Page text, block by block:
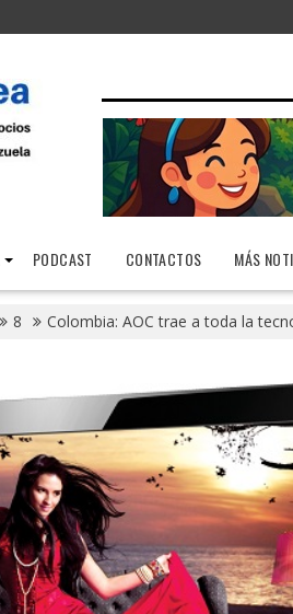
PODCAST CONTACTOS MÁS
8 Colombia: AOC trae a toda la